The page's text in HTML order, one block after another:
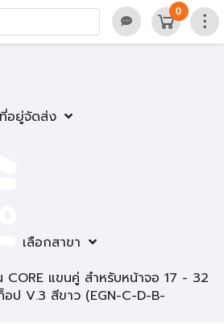
อยู่จัดส่ง
เลือกสาขา
0
CORE แขนคู่ สำหรับหน้าจอ 17 - 32
ป V.3 สีขาว (EGN-C-D-B-